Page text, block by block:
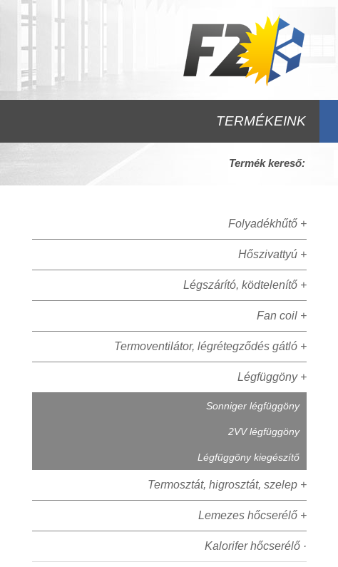
TERMÉKEINK
Termék kereső:
Folyadékhűtő +
Hőszivattyú +
Légszárító, ködtelenítő +
Fan coil +
Termoventilátor, légrétegződés gátló +
Légfüggöny +
Sonniger légfüggöny
2VV légfüggöny
Légfüggöny kiegészítő
Termosztát, higrosztát, szelep +
Lemezes hőcserélő +
Kalorifer hőcserélő ·